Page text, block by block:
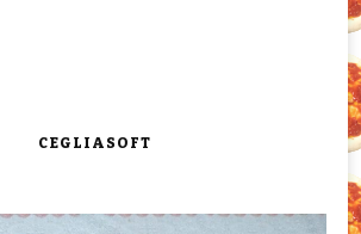
CEGLIASOFT